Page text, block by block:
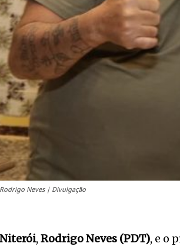
Neves | Divulgação
Niterói, Rodrigo Neves (PDT), e o